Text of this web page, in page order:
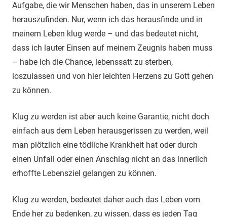
Aufgabe, die wir Menschen haben, das in unserem Leben
herauszufinden. Nur, wenn ich das herausfinde und in
meinem Leben klug werde – und das bedeutet nicht,
dass ich lauter Einsen auf meinem Zeugnis haben muss
– habe ich die Chance, lebenssatt zu sterben,
loszulassen und von hier leichten Herzens zu Gott gehen
zu können.
Klug zu werden ist aber auch keine Garantie, nicht doch
einfach aus dem Leben herausgerissen zu werden, weil
man plötzlich eine tödliche Krankheit hat oder durch
einen Unfall oder einen Anschlag nicht an das innerlich
erhoffte Lebensziel gelangen zu können.
Klug zu werden, bedeutet daher auch das Leben vom
Ende her zu bedenken, zu wissen, dass es jeden Tag